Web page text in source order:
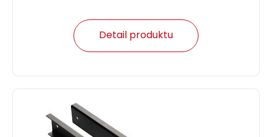
Detail produktu